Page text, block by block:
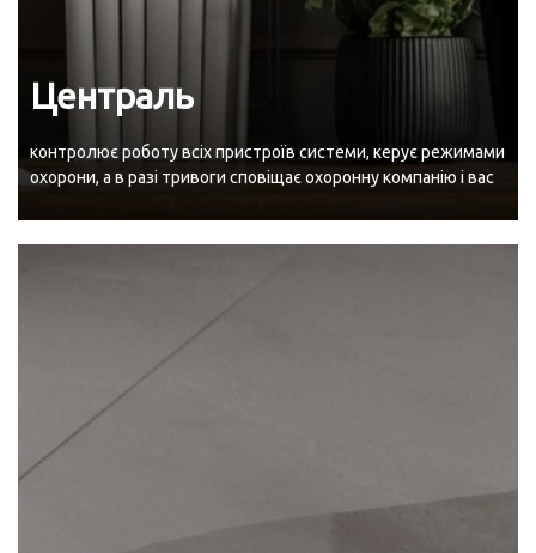
Централь
контролює роботу всіх пристроїв системи, керує режимами
охорони, а в разі тривоги сповіщає охоронну компанію і вас